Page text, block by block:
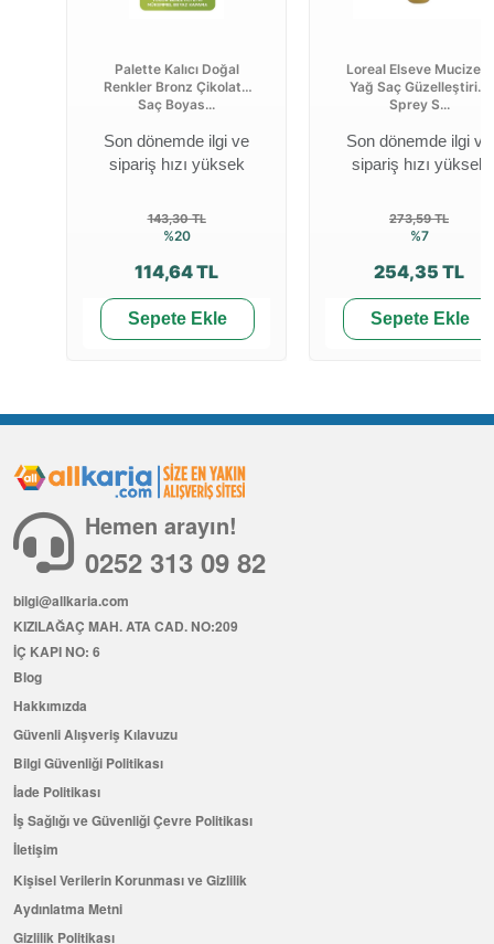
Palette Kalıcı Doğal
Renkler Bronz Çikolata
Saç Boyas...
Son dönemde ilgi ve
sipariş hızı yüksek
143,30 TL
%20
114,64 TL
Sepete Ekle
Loreal Elseve Mucizevi
Yağ Saç Güzelleştirici
Sprey S...
Son dönemde ilgi ve
sipariş hızı yüksek
273,59 TL
%7
254,35 TL
Sepete Ekle
Hemen arayın!
0252 313 09 82
bilgi@allkaria.com
KIZILAĞAÇ MAH. ATA CAD. NO:209
İÇ KAPI NO: 6
Blog
Hakkımızda
Güvenli Alışveriş Kılavuzu
Bilgi Güvenliği Politikası
İade Politikası
İş Sağlığı ve Güvenliği Çevre Politikası
İletişim
Kişisel Verilerin Korunması ve Gizlilik
Aydınlatma Metni
Gizlilik Politikası